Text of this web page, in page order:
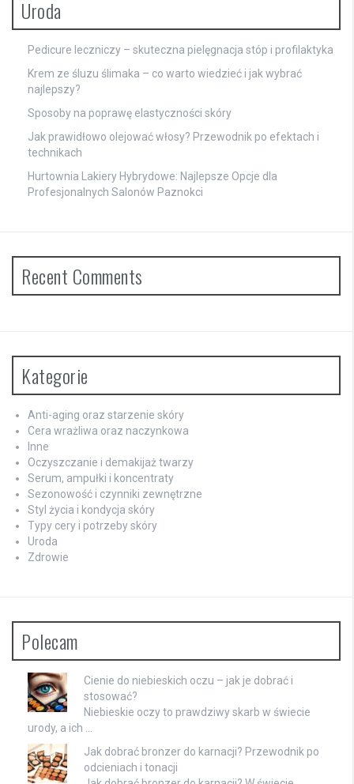
Uroda
Pedicure leczniczy – skuteczna pielęgnacja stóp i profilaktyka
Krem ze śluzu ślimaka – co warto wiedzieć i jak wybrać
najlepszy?
Sposoby na poprawę elastyczności skóry
Jak prawidłowo olejować włosy? Przewodnik po efektach i
technikach
Hurtownia Lakiery Hybrydowe: Najlepsze Opcje dla
Profesjonalnych Salonów Paznokci
Recent Comments
Kategorie
Anti-aging oraz starzenie skóry
Cera wrażliwa oraz naczynkowa
Inne
Oczyszczanie i demakijaż twarzy
Serum, ampułki i koncentraty
Sezonowość i czynniki zewnętrzne
Styl życia i kondycja skóry
Typy cery i potrzeby skóry
Uroda
Zdrowie
Polecam
Cienie do niebieskich oczu – jak je dobrać i
stosować?
Niebieskie oczy to prawdziwy skarb w świecie
urody, a ich …
Jak dobrać bronzer do karnacji? Przewodnik po
odcieniach i tonacji